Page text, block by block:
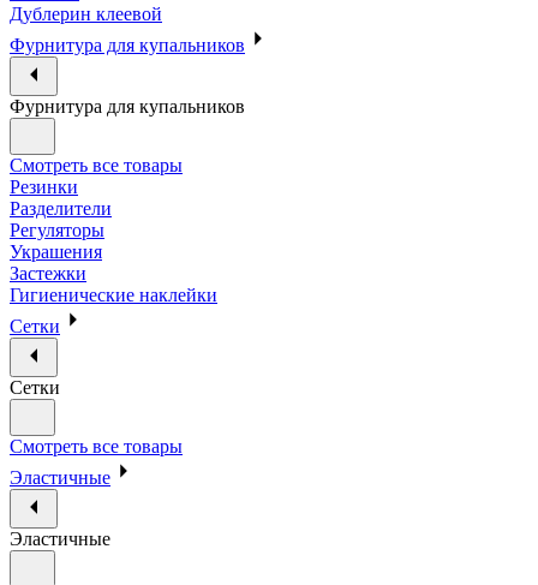
Дублерин клеевой
Фурнитура для купальников
Фурнитура для купальников
Смотреть все товары
Резинки
Разделители
Регуляторы
Украшения
Застежки
Гигиенические наклейки
Сетки
Сетки
Смотреть все товары
Эластичные
Эластичные